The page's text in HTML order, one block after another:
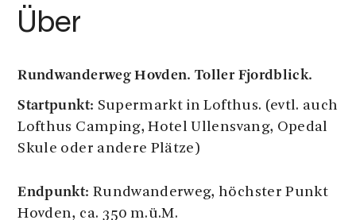
Über
Rundwanderweg Hovden. Toller Fjordblick.
Startpunkt: Supermarkt in Lofthus. (evtl. auch
Lofthus Camping, Hotel Ullensvang, Opedal
Skule oder andere Plätze)
Endpunkt: Rundwanderweg, höchster Punkt
Hovden, ca. 350 m.ü.M.